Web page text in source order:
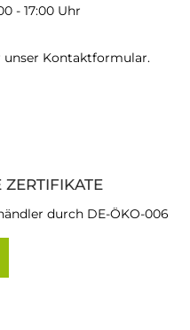
- 17:00 Uhr
unser Kontaktformular.
ZERTIFIKATE
durch DE-ÖKO-006